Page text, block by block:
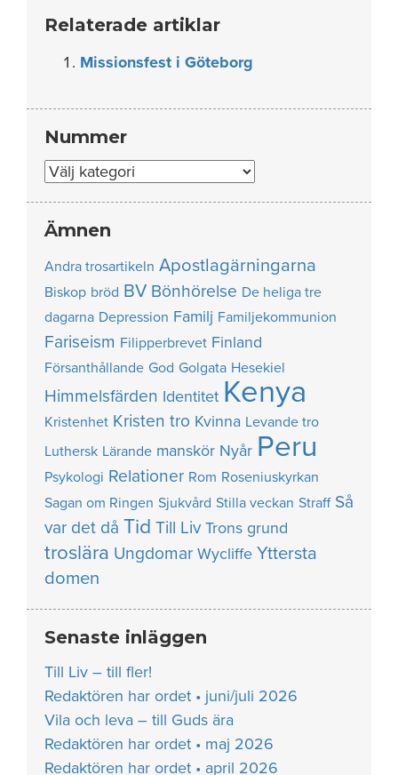
Relaterade artiklar
Missionsfest i Göteborg
Nummer
Nummer
Ämnen
Andra trosartikeln Apostlagärningarna
Biskop bröd BV Bönhörelse De heliga tre
dagarna Depression Familj Familjekommunion
Fariseism Filipperbrevet Finland
Försanthållande God Golgata Hesekiel
Himmelsfärden Identitet Kenya
Kristenhet Kristen tro Kvinna Levande tro
Luthersk Lärande manskör Nyår Peru
Psykologi Relationer Rom Roseniuskyrkan
Sagan om Ringen Sjukvård Stilla veckan Straff Så
var det då Tid Till Liv Trons grund
troslära Ungdomar Wycliffe Yttersta
domen
Senaste inläggen
Till Liv – till fler!
Redaktören har ordet • juni/juli 2026
Vila och leva – till Guds ära
Redaktören har ordet • maj 2026
Redaktören har ordet • april 2026